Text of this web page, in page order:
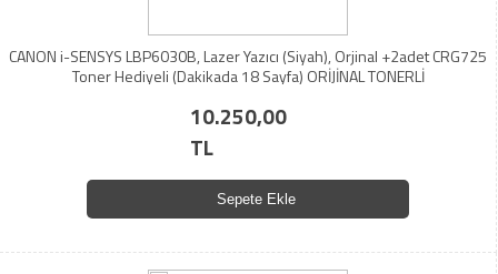
CANON i-SENSYS LBP6030B, Lazer Yazıcı (Siyah), Orjinal +2adet CRG725
Toner Hediyeli (Dakikada 18 Sayfa) ORİJİNAL TONERLİ
10.250,00
TL
Sepete Ekle